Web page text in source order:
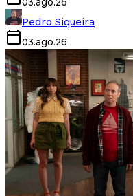
Pedro Siqueira
03.ago.26